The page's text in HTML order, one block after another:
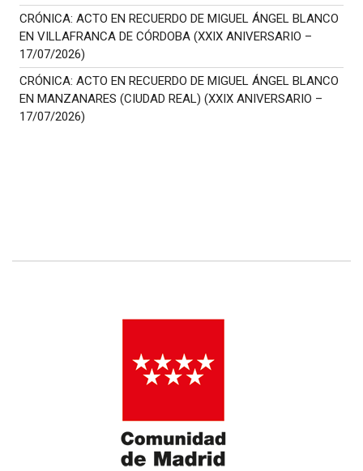
CRÓNICA: ACTO EN RECUERDO DE MIGUEL ÁNGEL BLANCO
EN VILLAFRANCA DE CÓRDOBA (XXIX ANIVERSARIO –
17/07/2026)
CRÓNICA: ACTO EN RECUERDO DE MIGUEL ÁNGEL BLANCO
EN MANZANARES (CIUDAD REAL) (XXIX ANIVERSARIO –
17/07/2026)